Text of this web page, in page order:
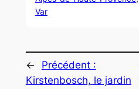
Var
←
Précédent :
Kirstenbosch, le jardin